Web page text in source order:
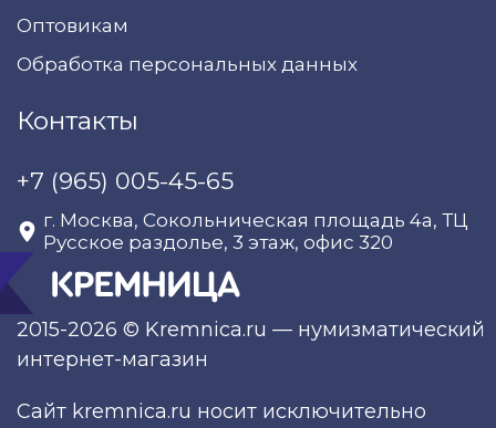
2015-2026 © Kremnica.ru — нумизматический
интернет-магазин
Оптовикам
Обработка персональных данных
Контакты
+7 (965) 005-45-65
г. Москва, Сокольническая площадь 4а, ТЦ
Русское раздолье, 3 этаж, офис 320
Сайт kremnica.ru носит исключительно